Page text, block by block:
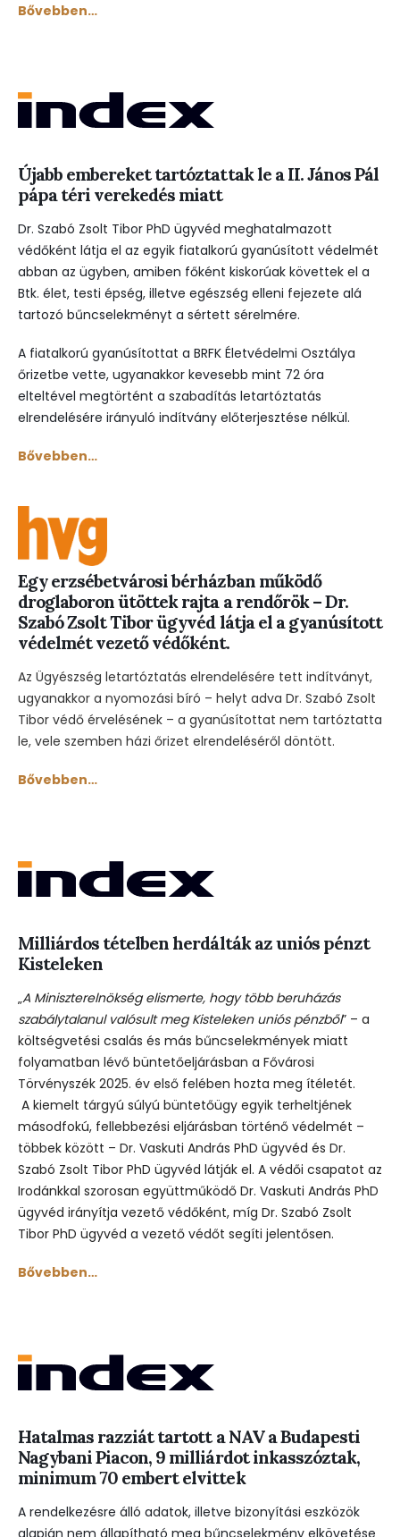
Bővebben…
Újabb embereket tartóztattak le a II. János Pál
pápa téri verekedés miatt
Dr. Szabó Zsolt Tibor PhD ügyvéd meghatalmazott
védőként látja el az egyik fiatalkorú gyanúsított védelmét
abban az ügyben, amiben főként kiskorúak követtek el a
Btk. élet, testi épség, illetve egészség elleni fejezete alá
tartozó bűncselekményt a sértett sérelmére.
A fiatalkorú gyanúsítottat a BRFK Életvédelmi Osztálya
őrizetbe vette, ugyanakkor kevesebb mint 72 óra
elteltével megtörtént a szabadítás letartóztatás
elrendelésére irányuló indítvány előterjesztése nélkül.
Bővebben…
Egy erzsébetvárosi bérházban működő
droglaboron ütöttek rajta a rendőrök – Dr.
Szabó Zsolt Tibor ügyvéd látja el a gyanúsított
védelmét vezető védőként.
Az Ügyészség letartóztatás elrendelésére tett indítványt,
ugyanakkor a nyomozási bíró – helyt adva Dr. Szabó Zsolt
Tibor védő érvelésének – a gyanúsítottat nem tartóztatta
le, vele szemben házi őrizet elrendeléséről döntött.
Bővebben…
Milliárdos tételben herdálták az uniós pénzt
Kisteleken
„A Miniszterelnökség elismerte, hogy több beruházás
szabálytalanul valósult meg Kisteleken uniós pénzből” – a
költségvetési csalás és más bűncselekmények miatt
folyamatban lévő büntetőeljárásban a Fővárosi
Törvényszék 2025. év első felében hozta meg ítéletét.
A kiemelt tárgyú súlyú büntetőügy egyik terheltjének
másodfokú, fellebbezési eljárásban történő védelmét –
többek között – Dr. Vaskuti András PhD ügyvéd és Dr.
Szabó Zsolt Tibor PhD ügyvéd látják el. A védői csapatot az
Irodánkkal szorosan együttműködő Dr. Vaskuti András PhD
ügyvéd irányítja vezető védőként, míg Dr. Szabó Zsolt
Tibor PhD ügyvéd a vezető védőt segíti jelentősen.
Bővebben…
Hatalmas razziát tartott a NAV a Budapesti
Nagybani Piacon, 9 milliárdot inkasszóztak,
minimum 70 embert elvittek
A rendelkezésre álló adatok, illetve bizonyítási eszközök
alapján nem állapítható meg bűncselekmény elkövetése